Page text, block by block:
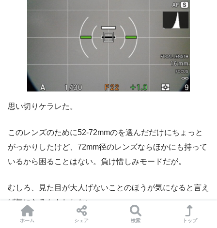
思い切りケラレた。
このレンズのために52-72mmのを選んだだけにちょっと
がっかりしたけど、72mm径のレンズならほかにも持って
いるから困ることはない。負け惜しみモードだが。
むしろ、見た目が大人げないことのほうが気になると言え
ば気になるかもしれない。
ホーム シェア 検索 トップ